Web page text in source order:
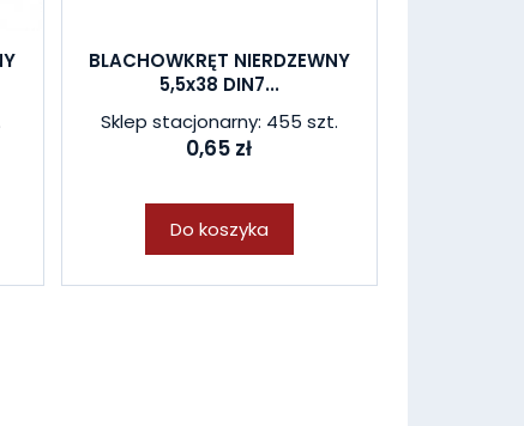
BLACHOWKRĘT NIERDZEWNY
5,5x38 DIN7...
Sklep stacjonarny: 455 szt.
0,65 zł
Do koszyka